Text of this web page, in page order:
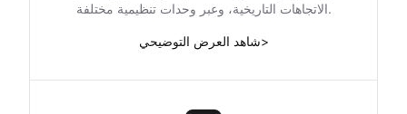
الاتجاهات التاريخية، وعبر وحدات تنظيمية مختلفة.
شاهد العرض التوضيحي>